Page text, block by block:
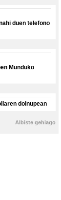
duen telefono
Munduko
doinupean
Albiste gehiago